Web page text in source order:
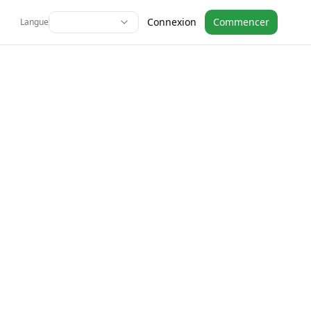
Langue Connexion Commencer